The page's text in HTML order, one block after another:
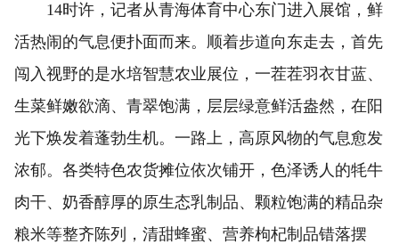
14时许，记者从青海体育中心东门进入展馆，鲜
活热闹的气息便扑面而来。顺着步道向东走去，首先
闯入视野的是水培智慧农业展位，一茬茬羽衣甘蓝、
生菜鲜嫩欲滴、青翠饱满，层层绿意鲜活盎然，在阳
光下焕发着蓬勃生机。一路上，高原风物的气息愈发
浓郁。各类特色农货摊位依次铺开，色泽诱人的牦牛
肉干、奶香醇厚的原生态乳制品、颗粒饱满的精品杂
粮米等整齐陈列，清甜蜂蜜、营养枸杞制品错落摆